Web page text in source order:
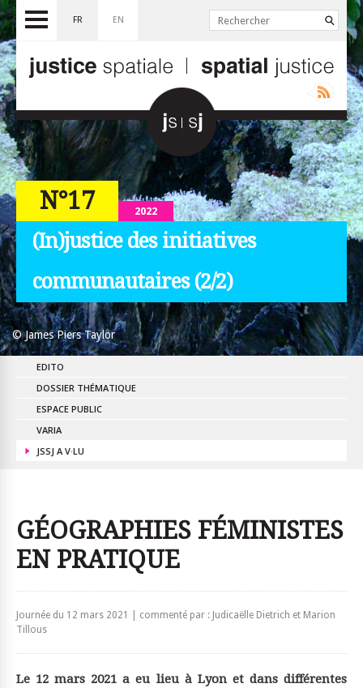
© James Piers Taylor
FR EN
2022
N°17
(In)justice des initiatives
communautaires (2/2)
EDITO
DOSSIER THÉMATIQUE
ESPACE PUBLIC
VARIA
JSSJ A V·LU
GÉOGRAPHIES FÉMINISTES
EN PRATIQUE
Journée du 12 mars 2021 | commenté par : Judicaëlle Dietrich et Marion
Tillous
Le 12 mars 2021 a eu lieu à Lyon et dans différentes